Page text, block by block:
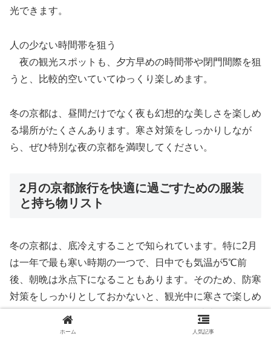
光できます。
人の少ない時間帯を狙う
夜の観光スポットも、夕方早めの時間帯や閉門間際を狙
うと、比較的空いていてゆっくり楽しめます。
冬の京都は、昼間だけでなく夜も幻想的な美しさを楽しめ
る場所がたくさんあります。寒さ対策をしっかりしなが
ら、ぜひ特別な夜の京都を満喫してください。
2月の京都旅行を快適に過ごすための服装
と持ち物リスト
冬の京都は、底冷えすることで知られています。特に2月
は一年で最も寒い時期の一つで、日中でも気温が5℃前
後、朝晩は氷点下になることもあります。そのため、防寒
対策をしっかりとしておかないと、観光中に寒さで楽しめ
なくなってしまうことも。ここでは、2月の京都旅行に最
適な服装と、持っていくと便利な持ち物を紹介します。
ホーム 人気記事